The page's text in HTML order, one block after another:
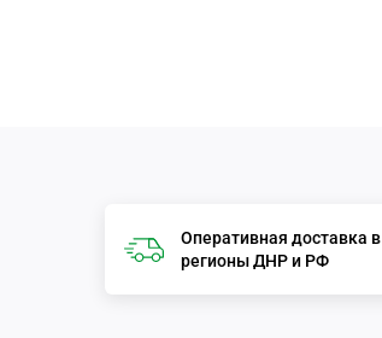
Оперативная доставка в
регионы ДНР и РФ